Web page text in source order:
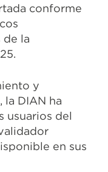
conforme
de la
y
DIAN ha
usuarios del
en sus